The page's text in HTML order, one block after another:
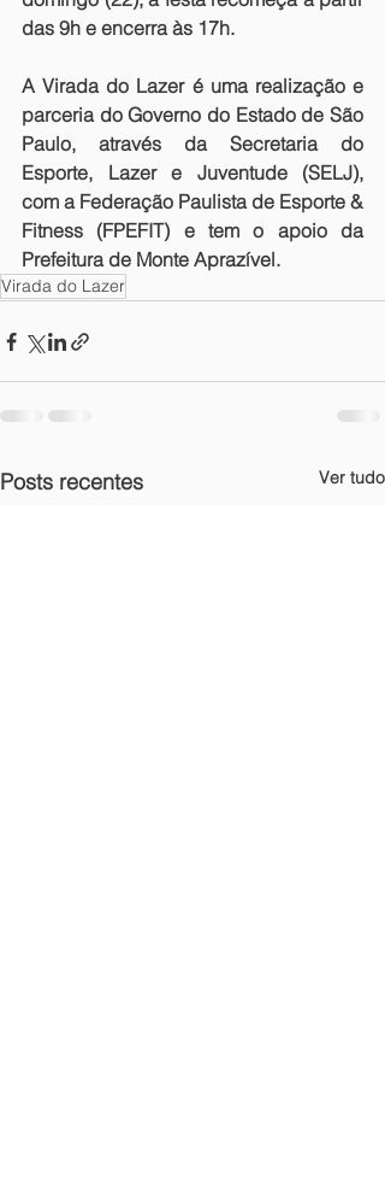
das 9h e encerra às 17h.
A Virada do Lazer é uma realização e
parceria do Governo do Estado de São
Paulo, através da Secretaria do
Esporte, Lazer e Juventude (SELJ),
com a Federação Paulista de Esporte &
Fitness (FPEFIT) e tem o apoio da
Prefeitura de Monte Aprazível.
Virada do Lazer
Posts recentes Ver tudo